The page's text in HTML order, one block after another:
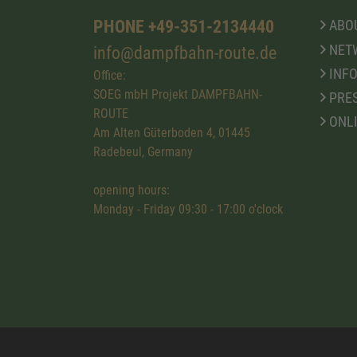
PHONE +49-351-2134440
info@dampfbahn-route.de
Office:
SOEG mbH Projekt DAMPFBAHN-
ROUTE
Am Alten Güterboden 4, 01445
Radebeul, Germany
opening hours:
Monday - Friday 09:30 - 17:00 o'clock